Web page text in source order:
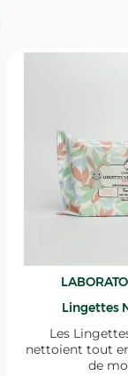
Lingettes
Les
nettoient tout
de